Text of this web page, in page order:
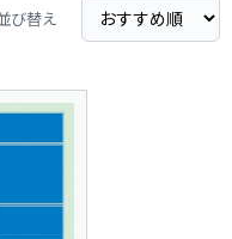
び替え